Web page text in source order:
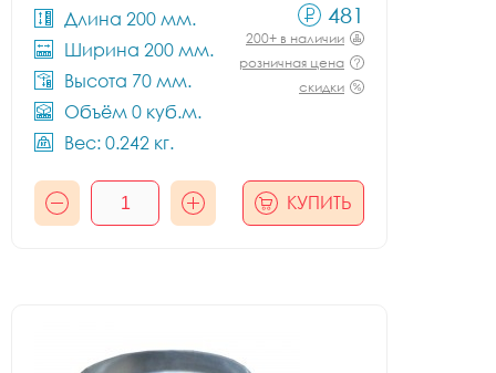
Длина 200 мм.
Ширина 200 мм.
Высота 70 мм.
Объём 0 куб.м.
Вес: 0.242 кг.
481
200+ в наличии
розничная цена
скидки
КУПИТЬ